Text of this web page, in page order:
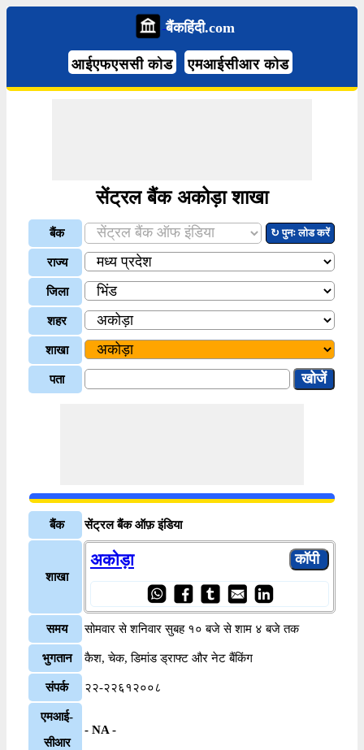
बैंकहिंदी.com
आईएफएससी कोड एमआईसीआर कोड
सेंट्रल बैंक अकोड़ा शाखा
बैंक ↻ पुनः लोड करें
राज्य
जिला
शहर
शाखा
पता
बैंक सेंट्रल बैंक ऑफ़ इंडिया
शाखा
अकोड़ा
समय सोमवार से शनिवार सुबह १० बजे से शाम ४ बजे तक
भुगतान कैश, चेक, डिमांड ड्राफ्ट और नेट बैंकिंग
संपर्क २२-२२६१२००८
एमआई-
सीआर
- NA -